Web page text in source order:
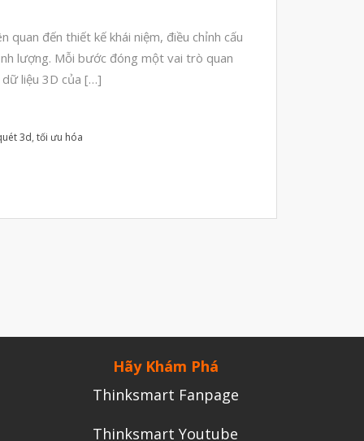
Tháng Một 2022
đến thiết kế khái niệm, điều chỉnh cấu
lượng. Mỗi bước đóng một vai trò quan
liệu 3D của […]
3d,tối ưu hóa
Hãy Khám Phá
Thinksmart Fanpage
Thinksmart Youtube